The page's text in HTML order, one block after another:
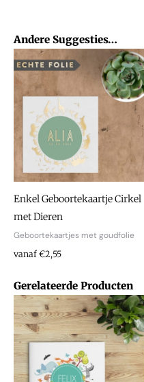
Andere Suggesties…
Enkel Geboortekaartje Cirkel
met Dieren
Geboortekaartjes met goudfolie
vanaf €2,55
Gerelateerde Producten